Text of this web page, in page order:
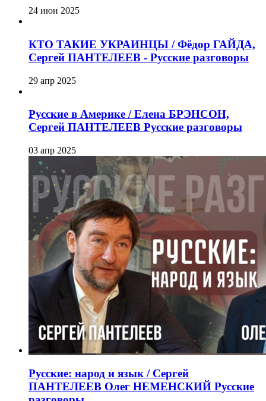
24 июн 2025
КТО ТАКИЕ УКРАИНЦЫ / Фёдор ГАЙДА,
Сергей ПАНТЕЛЕЕВ - Русские разговоры
29 апр 2025
Русские в Америке / Елена БРЭНСОН,
Сергей ПАНТЕЛЕЕВ Русские разговоры
03 апр 2025
Русские: народ и язык / Сергей
ПАНТЕЛЕЕВ Олег НЕМЕНСКИЙ Русские